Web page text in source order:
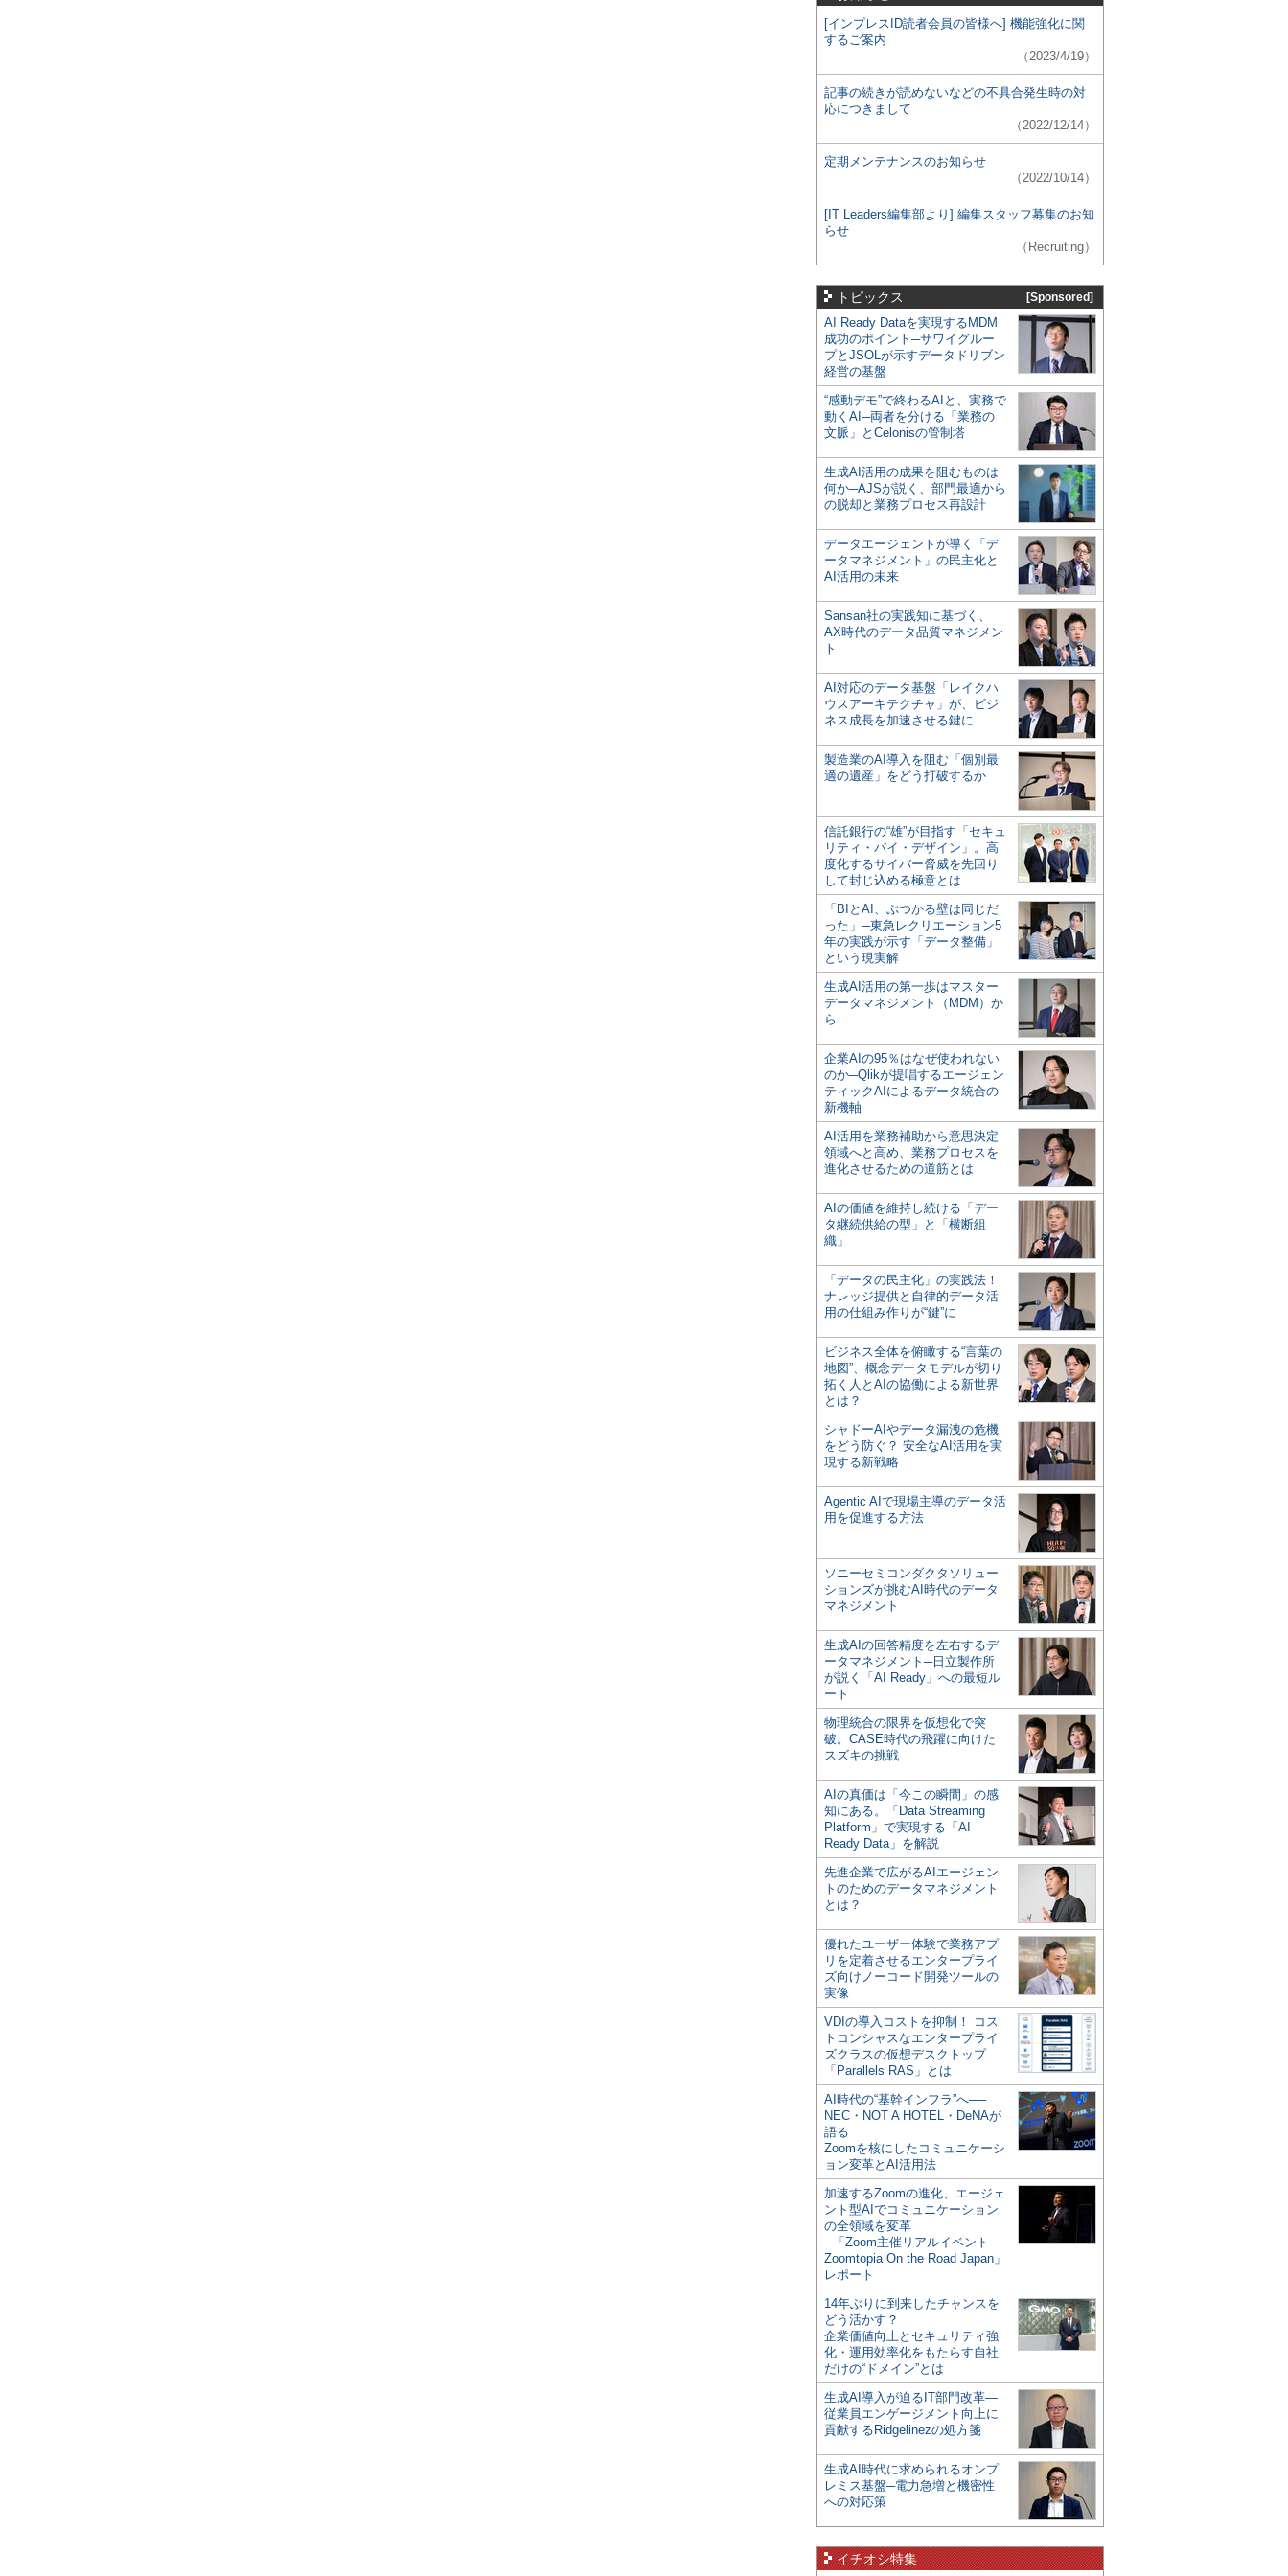
[インプレスID読者会員の皆様へ] 機能強化に関
するご案内
（2023/4/19）
記事の続きが読めないなどの不具合発生時の対
応につきまして
（2022/12/14）
定期メンテナンスのお知らせ
（2022/10/14）
[IT Leaders編集部より] 編集スタッフ募集のお知
らせ
（Recruiting）
トピックス [Sponsored]
AI Ready Dataを実現するMDM
成功のポイント─サワイグルー
プとJSOLが示すデータドリブン
経営の基盤
“感動デモ”で終わるAIと、実務で
動くAI─両者を分ける「業務の
文脈」とCelonisの管制塔
生成AI活用の成果を阻むものは
何か─AJSが説く、部門最適から
の脱却と業務プロセス再設計
データエージェントが導く「デ
ータマネジメント」の民主化と
AI活用の未来
Sansan社の実践知に基づく、
AX時代のデータ品質マネジメン
ト
AI対応のデータ基盤「レイクハ
ウスアーキテクチャ」が、ビジ
ネス成長を加速させる鍵に
製造業のAI導入を阻む「個別最
適の遺産」をどう打破するか
信託銀行の“雄”が目指す「セキュ
リティ・バイ・デザイン」。高
度化するサイバー脅威を先回り
して封じ込める極意とは
「BIとAI、ぶつかる壁は同じだ
った」─東急レクリエーション5
年の実践が示す「データ整備」
という現実解
生成AI活用の第一歩はマスター
データマネジメント（MDM）か
ら
企業AIの95％はなぜ使われない
のか─Qlikが提唱するエージェン
ティックAIによるデータ統合の
新機軸
AI活用を業務補助から意思決定
領域へと高め、業務プロセスを
進化させるための道筋とは
AIの価値を維持し続ける「デー
タ継続供給の型」と「横断組
織」
「データの民主化」の実践法！
ナレッジ提供と自律的データ活
用の仕組み作りが“鍵”に
ビジネス全体を俯瞰する“言葉の
地図”、概念データモデルが切り
拓く人とAIの協働による新世界
とは？
シャドーAIやデータ漏洩の危機
をどう防ぐ？ 安全なAI活用を実
現する新戦略
Agentic AIで現場主導のデータ活
用を促進する方法
ソニーセミコンダクタソリュー
ションズが挑むAI時代のデータ
マネジメント
生成AIの回答精度を左右するデ
ータマネジメント─日立製作所
が説く「AI Ready」への最短ル
ート
物理統合の限界を仮想化で突
破。CASE時代の飛躍に向けた
スズキの挑戦
AIの真価は「今この瞬間」の感
知にある。「Data Streaming
Platform」で実現する「AI
Ready Data」を解説
先進企業で広がるAIエージェン
トのためのデータマネジメント
とは？
優れたユーザー体験で業務アプ
リを定着させるエンタープライ
ズ向けノーコード開発ツールの
実像
VDIの導入コストを抑制！ コス
トコンシャスなエンタープライ
ズクラスの仮想デスクトップ
「Parallels RAS」とは
AI時代の“基幹インフラ”へ──
NEC・NOT A HOTEL・DeNAが
語る
Zoomを核にしたコミュニケーシ
ョン変革とAI活用法
加速するZoomの進化、エージェ
ント型AIでコミュニケーション
の全領域を変革
─「Zoom主催リアルイベント
Zoomtopia On the Road Japan」
レポート
14年ぶりに到来したチャンスを
どう活かす？
企業価値向上とセキュリティ強
化・運用効率化をもたらす自社
だけの“ドメイン”とは
生成AI導入が迫るIT部門改革―
従業員エンゲージメント向上に
貢献するRidgelinezの処方箋
生成AI時代に求められるオンプ
レミス基盤─電力急増と機密性
への対応策
イチオシ特集